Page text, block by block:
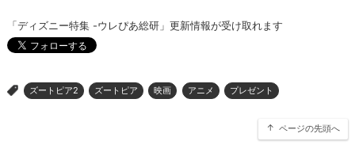
「ディズニー特集 -ウレぴあ総研」更新情報が受け取れます
> ズートピア2 ズートピア 映画 アニメ プレゼント
ページの先頭へ